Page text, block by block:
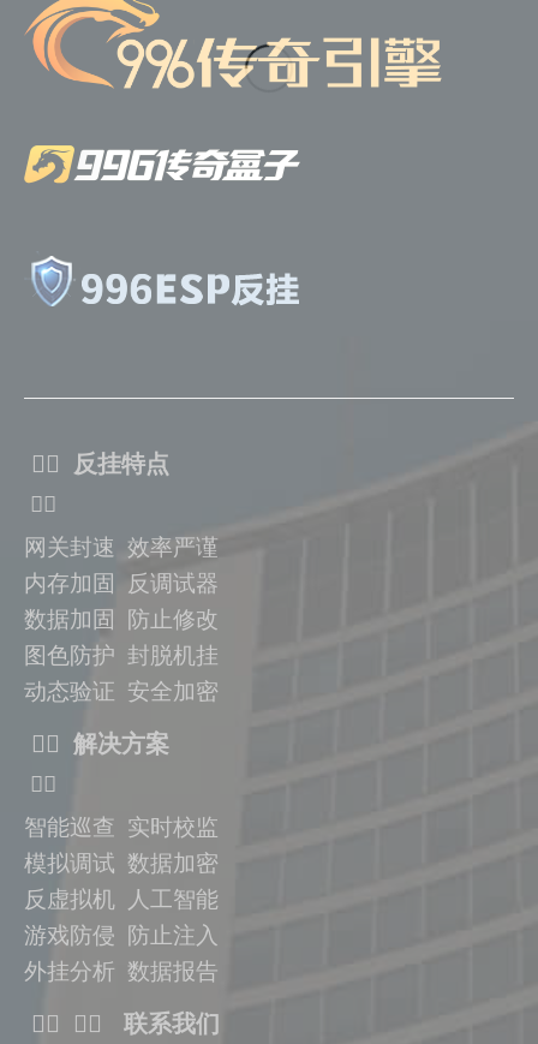
ᅟᅠ 反挂特点
ᅟᅠ
网关封速 效率严谨
内存加固 反调试器
数据加固
防止修改
图色防护 封脱机挂
动态验证 安全加密
ᅟᅠ 解决方案
ᅟᅠ
智能巡查 实时校监
模拟调试 数据加密
反虚拟机
人工智能
游戏防侵 防止注入
外挂分析 数据报告
ᅟᅠ ᅟᅠ 联系我们